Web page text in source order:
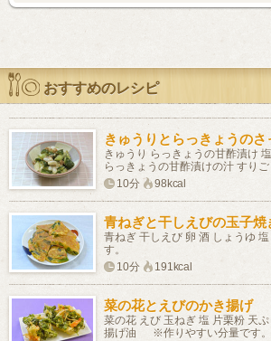
おすすめのレシピ
きゅうりとらっきょうのさ
きゅうり らっきょうの甘酢漬け
らっきょうの甘酢漬けの汁 すり
10分
98kcal
青ねぎと干しえびの玉子焼
青ねぎ 干しえび 卵 酒 しょう
す。
10分
191kcal
菜の花とえびのかき揚げ
菜の花 えび 玉ねぎ 塩 片栗粉 天
揚げ油 ※作りやすい分量です。